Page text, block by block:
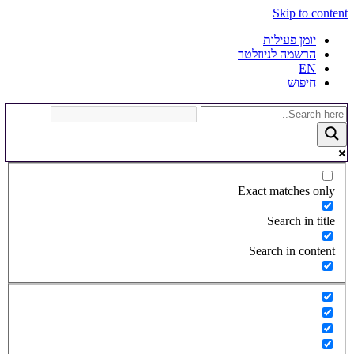
Skip to content
יומן פעילות
הרשמה לניוזלטר
EN
חיפוש
Exact matches only
Search in title
Search in content